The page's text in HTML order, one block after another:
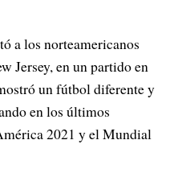
a los norteamericanos
Jersey, en un partido en
un fútbol diferente y
en los últimos
2021 y el Mundial